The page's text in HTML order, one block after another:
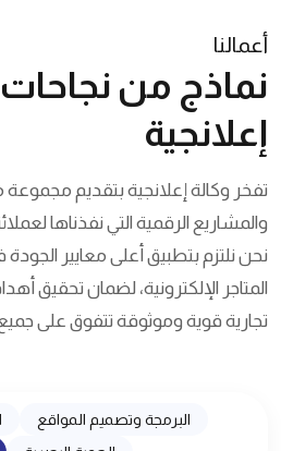
أعمالنا
نماذج من
إعلانجية
تفخر وكالة إعلانجية بتقديم
والمشاريع الرقمية التي نفذناها
نحن نلتزم بتطبيق أعلى معايير
المتاجر الإلكترونية، لضمان تحقيق
تجارية قوية وموثوقة تتفوق على
البرمجة وتصميم المواقع